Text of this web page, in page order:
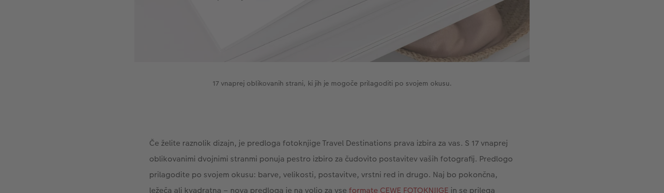
17 vnaprej oblikovanih strani, ki jih je mogoče prilagoditi po svojem okusu.
Če želite raznolik dizajn, je predloga fotoknjige Travel Destinations prava izbira za vas. S 17 vnaprej
oblikovanimi dvojnimi stranmi ponuja pestro izbiro za čudovito postavitev vaših fotografij. Predlogo
prilagodite po svojem okusu: barve, velikosti, postavitve, vrstni red in drugo. Naj bo pokončna,
ležeča ali kvadratna – nova predloga je na voljo za vseformate CEWE FOTOKNJIGE in se prilega